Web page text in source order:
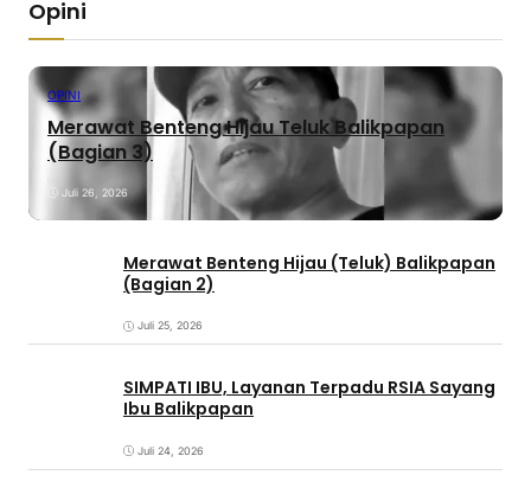
Opini
OPINI
Merawat Benteng Hijau Teluk Balikpapan
(Bagian 3)
Juli 26, 2026
Merawat Benteng Hijau (Teluk) Balikpapan
(Bagian 2)
Juli 25, 2026
SIMPATI IBU, Layanan Terpadu RSIA Sayang
Ibu Balikpapan
Juli 24, 2026